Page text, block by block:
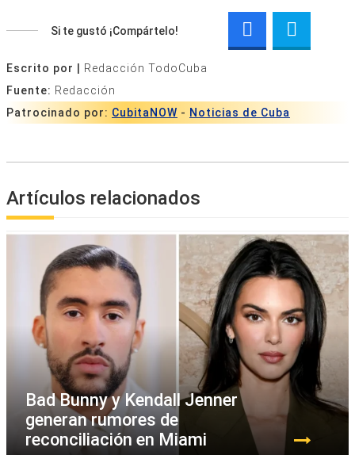
Si te gustó ¡Compártelo!
Escrito por |
Redacción TodoCuba
Fuente: Redacción
Patrocinado por: CubitaNOW - Noticias de Cuba
Artículos relacionados
Bad Bunny y Kendall Jenner
generan rumores de
reconciliación en Miami